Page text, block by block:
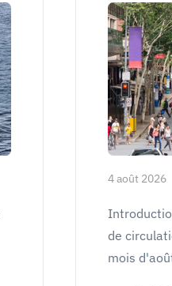
4 août 2026
de
mois